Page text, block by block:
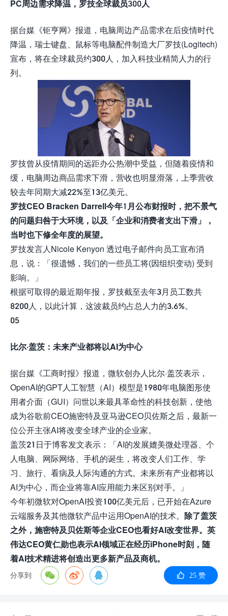
PC周边需求降温，罗技全球裁员300人
据台媒《钜亨网》报道，电脑周边产品需求在后疫情时代
降温，瑞士键盘、鼠标等电脑配件制造大厂罗技(Logitech)
宣布，将在全球裁员约300人，加入科技业精简人力的行
列。
罗技曾从疫情期间的远距办公热潮中受益，但随着疫情和
缓，电脑周边商品需求下滑，营收也明显滑落，上季营收
较去年同期大减22%至13亿美元。
罗技CEO Bracken Darrell今年1月公布财报时，把不景气
的问题归咎于大环境，以及「企业和消费者支出下滑」，
当时也下修全年度的展望。
罗技发言人Nicole Kenyon 透过电子邮件向员工宣布消
息，说：「很遗憾，我们的一些员工将(因组织变动) 受到
影响。」
根据可取得的最近期年报，罗技截至去年3月员工数共
8200人，以此计算，这波裁员约占总人力的3.6%。
05
比尔·盖茨：未来产业都将以AI为中心
据台媒《工商时报》报道，微软创办人比尔·盖茨表示，
OpenAI的GPT人工智慧（AI）模型是1980年电脑图形使
用者介面（GUI）问世以来最具革命性的科技创新，使他
成为谷歌前CEO施密特及亚马逊CEO贝佐斯之后，最新一
位公开主张AI将改变全球产业的企业家。
盖茨21日于博客发文表示：「AI的发展媲美微处理器、个
人电脑、网际网络、手机的诞生，将改变人们工作、学
习、旅行、看病及人际沟通的方式。未来所有产业都将以
AI为中心，而企业将靠AI应用能力来区别对手。」
今年初微软对OpenAI投资100亿美元后，已开始在Azure
云端服务及其他微软产品中运用OpenAI的技术。 除了盖茨
之外，施密特及贝佐斯等企业CEO也看好AI改变世界。英
伟达CEO黄仁勋也表示AI领域正在经历iPhone时刻，随
着AI技术精进将创造出更多新产品及商机。
分享到 25 赞